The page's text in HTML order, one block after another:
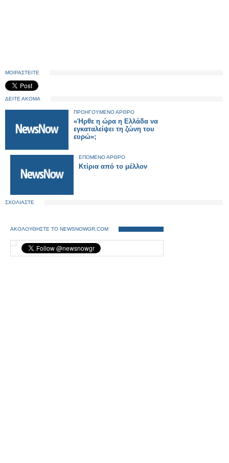
ΜΟΙΡΑΣΤΕΙΤΕ
ΔΕΙΤΕ ΑΚΟΜΑ
ΠΡΟΗΓΟΥΜΕΝΟ ΑΡΘΡΟ
«Ήρθε η ώρα η Ελλάδα να
εγκαταλείψει τη ζώνη του
ευρώ»;
ΕΠΟΜΕΝΟ ΑΡΘΡΟ
Κτίρια από το μέλλον
ΣΧΟΛΙΑΣΤΕ
ΑΚΟΛΟΥΘΗΣΤΕ ΤΟ NEWSNOWGR.COM